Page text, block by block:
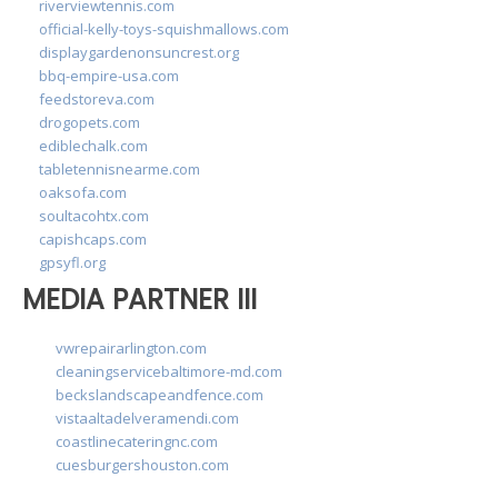
riverviewtennis.com
official-kelly-toys-squishmallows.com
displaygardenonsuncrest.org
bbq-empire-usa.com
feedstoreva.com
drogopets.com
ediblechalk.com
tabletennisnearme.com
oaksofa.com
soultacohtx.com
capishcaps.com
gpsyfl.org
MEDIA PARTNER III
vwrepairarlington.com
cleaningservicebaltimore-md.com
beckslandscapeandfence.com
vistaaltadelveramendi.com
coastlinecateringnc.com
cuesburgershouston.com